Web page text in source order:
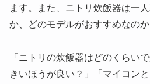
ます。また、ニトリ炊飯器は一
か、どのモデルがおすすめなの
「ニトリの炊飯器はどのくらい
きいほうが良い？」「マイコン